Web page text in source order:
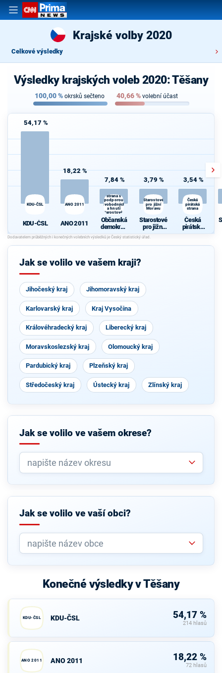
Krajské volby 2020
Celkové výsledky
Výsledky krajských voleb 2020: Těšany
100,00% okrsků sečteno 40,66% volební účast
54,17 %
KDU-ČSL
KDU-ČSL
18,22 %
ANO 2011
ANO 2011
7,84 %
Občanská
strana s
podporou
Svobodných
a hnutí
Starostové a
osobnosti
pro Moravu
Občanská
demokrati
cká strana
s podporou
Svobodný
Starostové
pro
Moravu
3,79 %
Starostové
pro jižní
Moravu
Starostové
pro jižní
Moravu
3,54 %
Česká
pirátská
strana
Česká
pirátská
strana
Jak se volilo ve vašem kraji?
Jihočeský kraj Jihomoravský kraj
Karlovarský kraj Kraj Vysočina
Královéhradecký kraj Liberecký kraj
Moravskoslezský kraj Olomoucký kraj
Pardubický kraj Plzeňský kraj
Středočeský kraj Ústecký kraj Zlínský kraj
Jak se volilo ve vašem okrese?
Jak se volilo ve vaší obci?
Konečné výsledky v Těšany
KDU-ČSL KDU-ČSL 54,17 %
214 hlasů
ANO 2011 ANO 2011 18,22 %
72 hlasů